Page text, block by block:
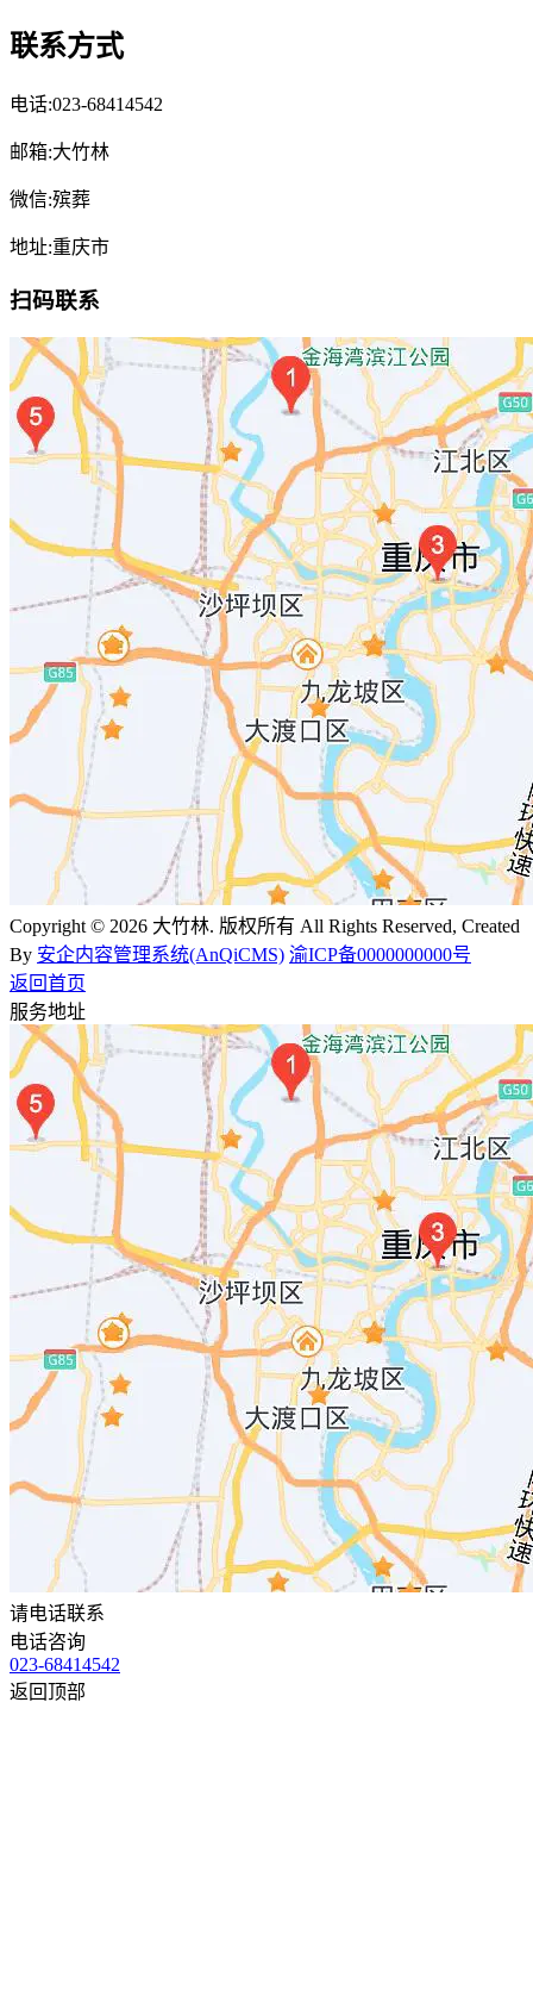
联系方式
电话:023-68414542
邮箱:大竹林
微信:殡葬
地址:重庆市
扫码联系
Copyright © 2026 大竹林. 版权所有 All Rights Reserved, Created
By 安企内容管理系统(AnQiCMS) 渝ICP备0000000000号
返回首页
服务地址
请电话联系
电话咨询
023-68414542
返回顶部